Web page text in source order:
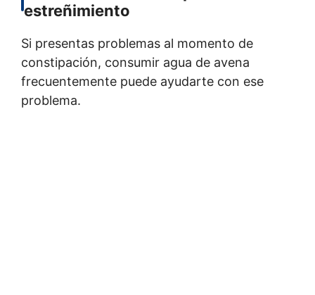
estreñimiento
Si presentas problemas al momento de
constipación, consumir agua de avena
frecuentemente puede ayudarte con ese
problema.